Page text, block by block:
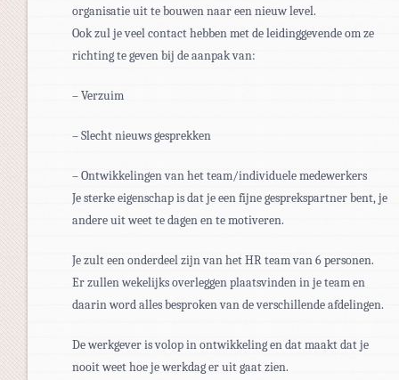
organisatie uit te bouwen naar een nieuw level.
Ook zul je veel contact hebben met de leidinggevende om ze
richting te geven bij de aanpak van:
– Verzuim
– Slecht nieuws gesprekken
– Ontwikkelingen van het team/individuele medewerkers
Je sterke eigenschap is dat je een fijne gesprekspartner bent, je
andere uit weet te dagen en te motiveren.
Je zult een onderdeel zijn van het HR team van 6 personen.
Er zullen wekelijks overleggen plaatsvinden in je team en
daarin word alles besproken van de verschillende afdelingen.
De werkgever is volop in ontwikkeling en dat maakt dat je
nooit weet hoe je werkdag er uit gaat zien.